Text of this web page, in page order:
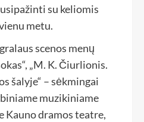
su keliomis
metu.
scenos menų
„M. K. Čiurlionis.
šalyje“ – sėkmingai
muzikiniame
Kauno dramos teatre,